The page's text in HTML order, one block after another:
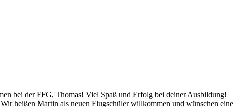
als neues Vollmitglied. (16.12. ) +++ Und wieder einer ohne Lehrer unterwegs- Gratulation Daniel ! (26.10.) +++ Norman hat heute seine Praktische Prüfung bestanden. Herzlichen Glückwunsch und Always Happy Landings (28.10) +++ Glückwunsch Karsten! Die Schülerakte wurde soeben geschlossen :-) Always happy Landings (12.9.) +++ Hendrik ist heute seine ersten Solo-Platzrunden geflogen. Herzlichen Glückwünsch und always happy landings (3.9.) +++ Wir begrüßen Richard als neues Mitglied der FFG und wünschen eine erfolgreiche Ausbildung! (1.9.) +++ Norman hat die Theoretische Prüfung bestanden. Herzlichen Glückwunsch (31.8.) +++ Vincent hat seinen ersten Alleinflug absolviert! Herzlichen Glückwunsch und weiterhin Happy Landings! (26.08.) +++ Wir heißen Clemens E. und Clemens H. als neue Flugschüler willkommen und wünschen eine erfolgreiche Ausbildung! (26.08.) +++ Herzlichen Glückwünsch zum ersten Solo, Luis und always happy landings! (22.08.) +++ Die FFG hat ein neues Vereinsmitglied und einen weiteren Flugschüler. Herzlich Willkommen, Stefan ! (7.8.) +++ Vom „Fußgänger“ zum Luftfahrzeugführer! Lieber Carsten, herzlichen Glückwunsch zur bestandenen PPL-Prüfung! (19.7.) +++ Simon hat seine Praktische Prüfung bestanden! (12.07.) Herzlichen Glückwunsch und Always Happy Landings +++ Wir begrüßen Stefan S. als neues Mitglied der FFG! - Herzlichen Glückwunsch & Always Happy Landings! (06.07.) +++ (Falscheintrag ?? hr) Die FFG hat ein neues Vereinsmitglied und die Flugschule einen neuen Schüler: Herzlich Willkommen, Robert, und viel Spaß und Erfolg bei deiner Ausbildung. (2.7.) +++ Patrik hat heute sein erstes Solo geflogen - Herzlichen Glückwunsch & Always Happy Landings! (30.6.) +++ Herzlichen Glückwunsch Thiago zur erfolgreichen Prüfung (15.06.) & Always Happy Landings +++ Herzlichen Glückwunsch zu bestandenen PPL(A) Prüfung, Fabian - always happy landings ! (19.5.) +++ Stefan hat die Prüfung für die Instrumentenflugberechtigung bestanden! Gratulation und weiterhin Happy Landings! . (04.05.) +++ Herzlich Willkommen bei der FFG, Eike, und viel Spaß und Erfolg bei deiner Ausbildung. (22.04.) +++ Wir heißen Daniel H. als neuen Flugschüler willkommen und wünschen eine erfolgreiche Ausbildung! (01.04.) +++ Gratulation auch an Daniel P., der heute (31.03.) seinen ersten Alleinflug absolviert hat! Herzlichen Glückwunsch und weiterhin Happy Landings! +++ Norman hat am 15.03. seinen ersten Alleinflug absolviert! Herzlichen Glückwunsch und weiterhin Happy Landings! +++ Daniel hat heute (9.3.) seine Theoretische Prüfung bestanden! Herzlichen Glückwunsch und viel Spaß bei den nächsten Ausbildungsschritten +++ Marek hat heute (1.3.) seine Praktische Prüfung bestanden -Herzlichen Glückwunsch und Always Happy Landings +++ Herzlich Willkommen, Luis. Viel Spaß und Erfolg bei deiner Ausbildung. +++ Herzlich Willkommen, Maximilian. Viel Spaß und Erfolg bei deiner Ausbildung. +++ Simon hat heute (9.2.) seine Theoretische Prüfung bestanden - Herzlichen Glückwunsch +++ Paul hat heute (22. Nov) seine PPL-Prüfung bestanden! Herzlichen Glückwunsch und Always Happy Landings! +++ Willkommen bei der FFG, Vincent. Viel Spaß und Erfolg bei deiner Ausbildung! +++ Willkommen bei der FFG, Doris. Viel Spaß und Erfolg bei deiner Ausbildung! +++ Holger hat seine PPL-Prüfung bestanden! Gratulation und weiterhin Happy Landings! +++ Micha hat seine PPL